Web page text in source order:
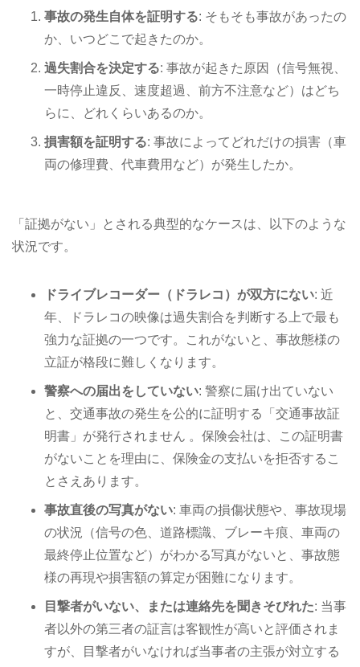
事故の発生自体を証明する: そもそも事故があったの
か、いつどこで起きたのか。
過失割合を決定する: 事故が起きた原因（信号無視、
一時停止違反、速度超過、前方不注意など）はどち
らに、どれくらいあるのか。
損害額を証明する: 事故によってどれだけの損害（車
両の修理費、代車費用など）が発生したか。
「証拠がない」とされる典型的なケースは、以下のような
状況です。
ドライブレコーダー（ドラレコ）が双方にない: 近
年、ドラレコの映像は過失割合を判断する上で最も
強力な証拠の一つです。これがないと、事故態様の
立証が格段に難しくなります。
警察への届出をしていない: 警察に届け出ていない
と、交通事故の発生を公的に証明する「交通事故証
明書」が発行されません 。保険会社は、この証明書
がないことを理由に、保険金の支払いを拒否するこ
とさえあります。
事故直後の写真がない: 車両の損傷状態や、事故現場
の状況（信号の色、道路標識、ブレーキ痕、車両の
最終停止位置など）がわかる写真がないと、事故態
様の再現や損害額の算定が困難になります。
目撃者がいない、または連絡先を聞きそびれた: 当事
者以外の第三者の証言は客観性が高いと評価されま
すが、目撃者がいなければ当事者の主張が対立する